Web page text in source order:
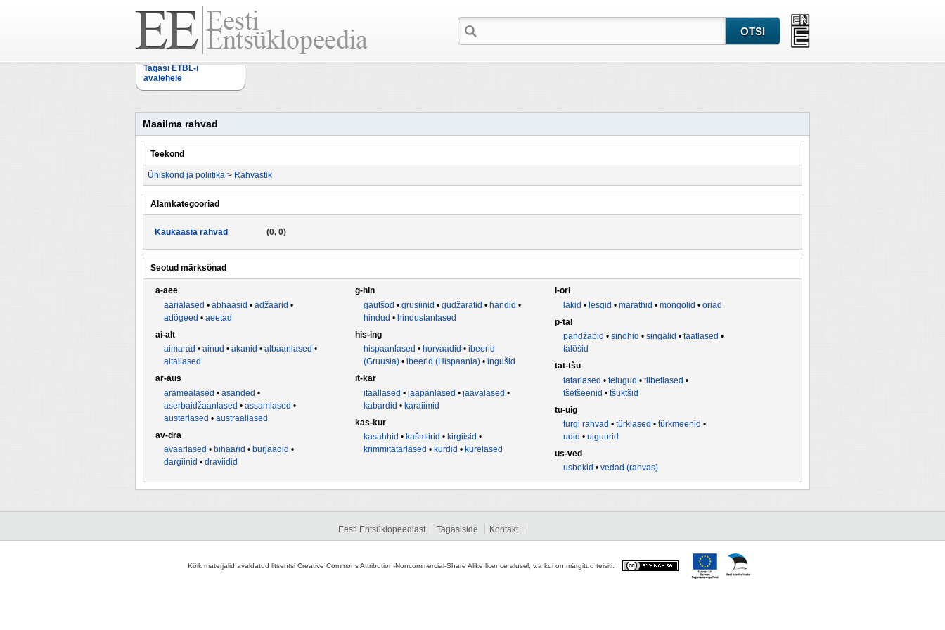
Tagasi ETBL-i
avalehele
Maailma rahvad
Teekond
Ühiskond ja poliitika > Rahvastik
Alamkategooriad
(0, 0)
Kaukaasia rahvad
Seotud märksõnad
a-aee
aarialased • abhaasid • adžaarid •
adõgeed • aeetad
ai-alt
aimarad • ainud • akanid • albaanlased •
altailased
ar-aus
aramealased • asanded •
aserbaidžaanlased • assamlased •
austerlased • austraallased
av-dra
avaarlased • bihaarid • burjaadid •
dargiinid • draviidid
g-hin
gautšod • grusiinid • gudžaratid • handid •
hindud • hindustanlased
his-ing
hispaanlased • horvaadid • ibeerid
(Gruusia) • ibeerid (Hispaania) • ingušid
it-kar
itaallased • jaapanlased • jaavalased •
kabardid • karaiimid
kas-kur
kasahhid • kašmiirid • kirgiisid •
krimmitatarlased • kurdid • kurelased
l-ori
lakid • lesgid • marathid • mongolid • oriad
p-tal
pandžabid • sindhid • singalid • taatlased •
talõšid
tat-tšu
tatarlased • telugud • tiibetlased •
tšetšeenid • tšuktšid
tu-uig
turgi rahvad • türklased • türkmeenid •
udid • uiguurid
us-ved
usbekid • vedad (rahvas)
Eesti Entsüklopeediast Tagasiside Kontakt
Kõik materjalid avaldatud litsentsi Creative Commons Attribution-Noncommercial-Share Alike licence alusel, v.a kui on märgitud teisiti.